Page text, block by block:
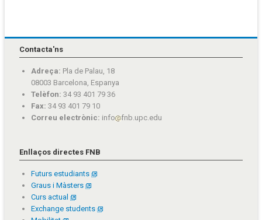
Contacta'ns
Adreça: Pla de Palau, 18
08003 Barcelona, Espanya
Telèfon: 34 93 401 79 36
Fax: 34 93 401 79 10
Correu electrònic: info fnb.upc.edu
Enllaços directes FNB
Futurs estudiants
Graus i Màsters
Curs actual
Exchange students